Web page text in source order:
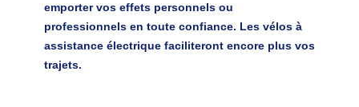
emporter vos effets personnels ou
professionnels en toute confiance. Les vélos à
assistance électrique faciliteront encore plus vos
trajets.